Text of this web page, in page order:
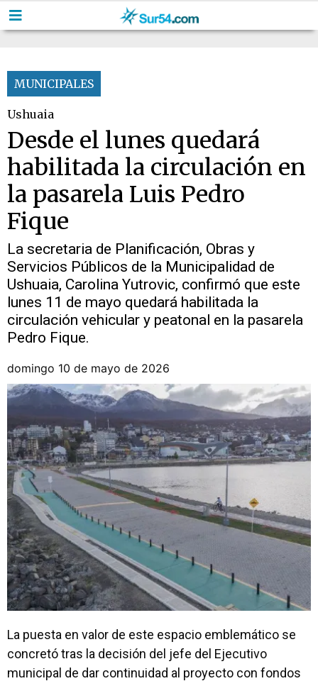
MUNICIPALES
Ushuaia
Desde el lunes quedará
habilitada la circulación en
la pasarela Luis Pedro
Fique
La secretaria de Planificación, Obras y
Servicios Públicos de la Municipalidad de
Ushuaia, Carolina Yutrovic, confirmó que este
lunes 11 de mayo quedará habilitada la
circulación vehicular y peatonal en la pasarela
Pedro Fique.
domingo 10 de mayo de 2026
La puesta en valor de este espacio emblemático se
concretó tras la decisión del jefe del Ejecutivo
municipal de dar continuidad al proyecto con fondos